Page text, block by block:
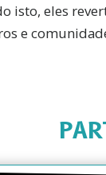
isto, eles
e